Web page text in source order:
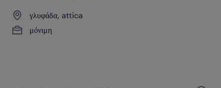
γλυφάδα, attica
μόνιμη